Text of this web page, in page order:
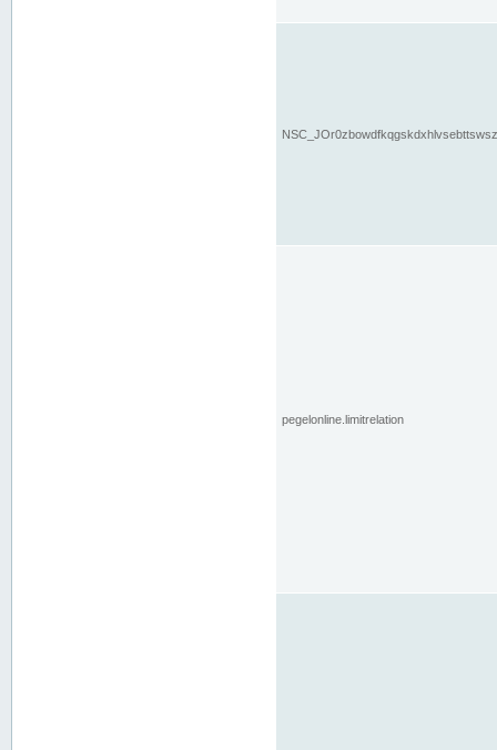
pegelonline.limitrelation